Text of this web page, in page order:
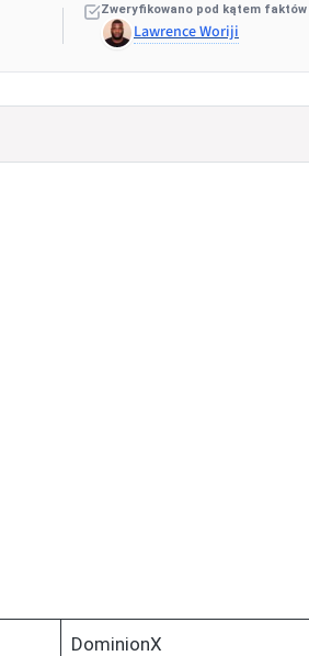
Zweryfikowano pod kątem
Lawrence Woriji
DominionX